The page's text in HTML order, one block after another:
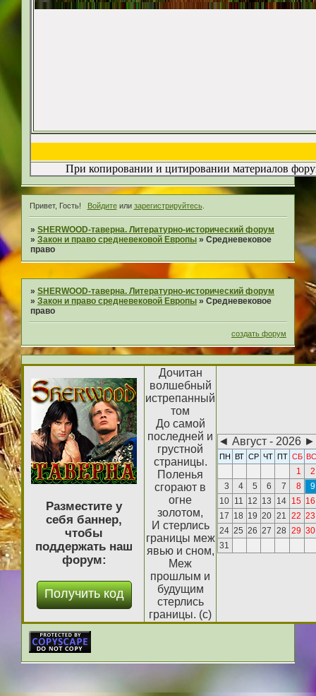
При копировании и цитировании материалов
Привет, Гость! Войдитеили зарегистрируйтесь.
»SHERWOOD-таверна. Литературно-исторический форум
»Закон и право средневековой Европы »Средневековое
право
»SHERWOOD-таверна. Литературно-исторический форум
»Закон и право средневековой Европы »Средневековое
право
создать форум
Разместите у
себя баннер,
чтобы
поддержать наш
форум:
Дочитан
волшебный
истрепанный
том
До самой
последней и
грустной
страницы.
Поленья
сгорают в
огне
золотом,
И стерлись
границы меж
явью и сном,
Меж
прошлым и
будущим
стерлись
границы. (с)
◄ Август - 2026 ►
ПН ВТ СР ЧТ ПТ СБ ВС
1
2
3
4 5 6 7 8
9
10 11 12 13 14 15 16
17 18 19 20 21 22 23
24 25 26 27 28 29 30
31